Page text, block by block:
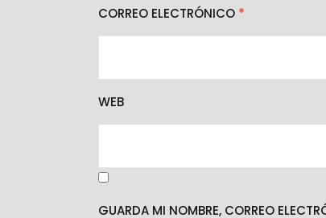
CORREO ELECTRÓNICO *
WEB
GUARDA MI NOMBRE, CORREO